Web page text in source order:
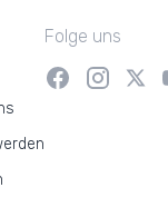
Folge uns